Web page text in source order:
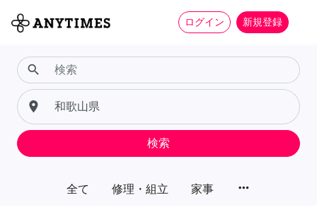
ログイン 新規登録
全て 修理・組立 家事 more_horiz
search
place
検索